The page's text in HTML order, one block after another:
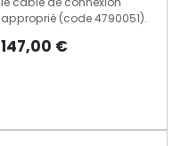
approprié (code 4790051).
147,00 €